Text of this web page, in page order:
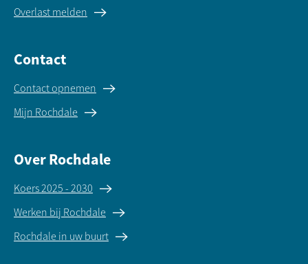
Overlast melden
Contact
Contact opnemen
Mijn Rochdale
Over Rochdale
Koers 2025 - 2030
Werken bij Rochdale
Rochdale in uw buurt